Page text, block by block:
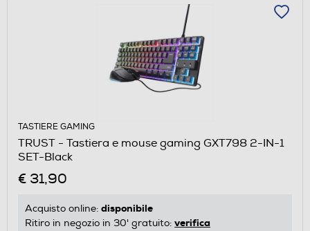
TASTIERE GAMING
TRUST - Tastiera e mouse gaming GXT798 2-IN-1
SET-Black
€ 31,90
Acquisto online: disponibile
Ritiro in negozio in 30' gratuito: verifica